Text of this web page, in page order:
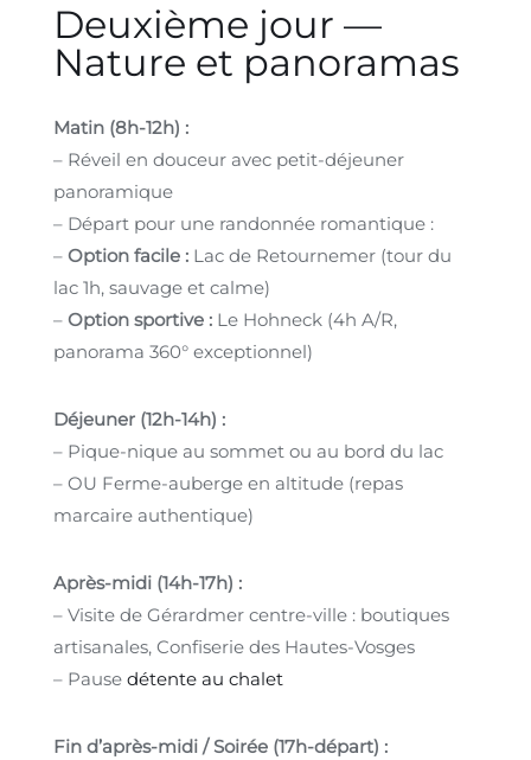
Deuxième jour —
Nature et panoramas
Matin (8h-12h) :
– Réveil en douceur avec petit-déjeuner
panoramique
– Départ pour une randonnée romantique :
– Option facile : Lac de Retournemer (tour du
lac 1h, sauvage et calme)
– Option sportive : Le Hohneck (4h A/R,
panorama 360° exceptionnel)
Déjeuner (12h-14h) :
– Pique-nique au sommet ou au bord du lac
– OU Ferme-auberge en altitude (repas
marcaire authentique)
Après-midi (14h-17h) :
– Visite de Gérardmer centre-ville : boutiques
artisanales, Confiserie des Hautes-Vosges
– Pause détente au chalet
Fin d’après-midi / Soirée (17h-départ) :